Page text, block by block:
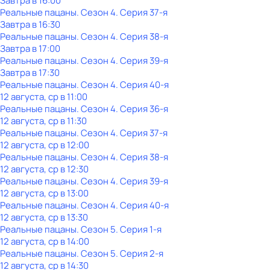
Реальные пацаны. Сезон 4. Серия 37-я
Завтра в 16:30
Реальные пацаны. Сезон 4. Серия 38-я
Завтра в 17:00
Реальные пацаны. Сезон 4. Серия 39-я
Завтра в 17:30
Реальные пацаны. Сезон 4. Серия 40-я
12 августа, ср в 11:00
Реальные пацаны. Сезон 4. Серия 36-я
12 августа, ср в 11:30
Реальные пацаны. Сезон 4. Серия 37-я
12 августа, ср в 12:00
Реальные пацаны. Сезон 4. Серия 38-я
12 августа, ср в 12:30
Реальные пацаны. Сезон 4. Серия 39-я
12 августа, ср в 13:00
Реальные пацаны. Сезон 4. Серия 40-я
12 августа, ср в 13:30
Реальные пацаны. Сезон 5. Серия 1-я
12 августа, ср в 14:00
Реальные пацаны. Сезон 5. Серия 2-я
12 августа, ср в 14:30